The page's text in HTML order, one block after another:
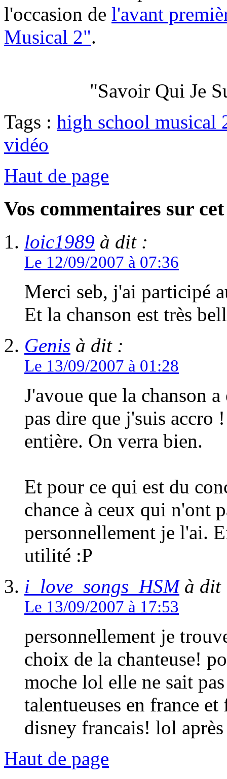
l'occasion de l'avant
Musical 2".
"Savoir Qui Je
Tags : high school musical
vidéo
Haut de page
Vos commentaires sur
loic1989 à dit :
Le 12/09/2007 à 07:36
Merci seb, j'ai participé
Et la chanson est très
Genis à dit :
Le 13/09/2007 à 01:28
J'avoue que la chanson
pas dire que j'suis accro
entière. On verra bien.
Et pour ce qui est du
chance à ceux qui n'ont
personnellement je l'ai.
utilité :P
i_love_songs_HSMà dit
Le 13/09/2007 à 17:53
personnellement je
choix de la chanteuse!
moche lol elle ne sait
talentueuses en france
disney francais! lol
Haut de page